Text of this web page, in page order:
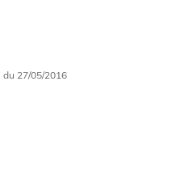
du 27/05/2016